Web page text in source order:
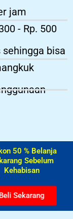
jam
- Rp. 500
bisa
50 % Belanja
Sebelum
Kehabisan​
Sekarang